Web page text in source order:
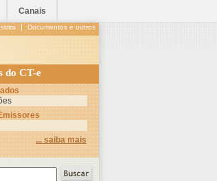
Canais
| Documentos e outros
do CT-e
... saiba mais